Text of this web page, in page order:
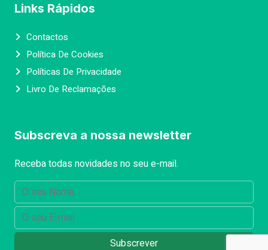
Links Rápidos
Contactos
Política De Cookies
Políticas De Privacidade
Livro De Reclamações
Subscreva a nossa newsletter
Receba todas novidades no seu e-mail.
Subscrever